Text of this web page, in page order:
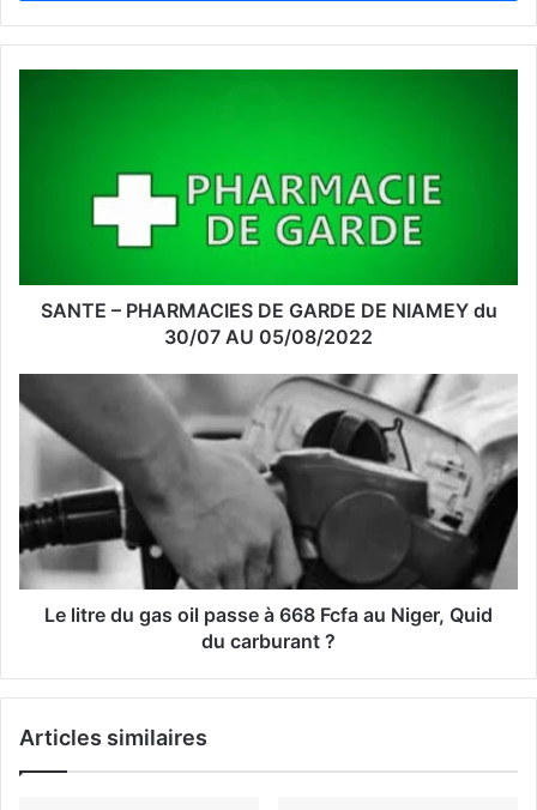
z
a
SANTE – PHARMACIES DE GARDE DE NIAMEY du
30/07 AU 05/08/2022
Le litre du gas oil passe à 668 Fcfa au Niger, Quid
du carburant ?
Articles similaires